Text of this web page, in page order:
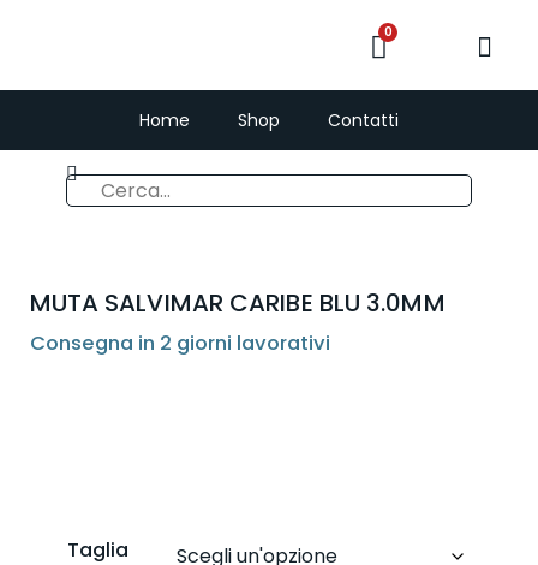
0
Home Shop Contatti
MUTA SALVIMAR CARIBE BLU 3.0MM
Consegna in 2 giorni lavorativi
Taglia